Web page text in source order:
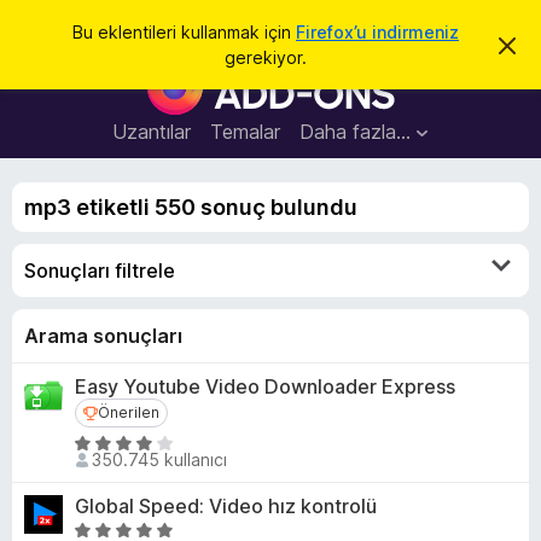
Bu eklentileri kullanmak için Firefox’u indirmeniz
gerekiyor.
B
i
k
a
F
i
r
e
o
s
k
Uzantılar Temalar Daha fazla…
a
mp3 etiketli 550 sonuç bulundu
Sonuçları filtrele
Arama sonuçları
Easy Youtube Video Downloader Express
Önerilen
Önerilen
5
ü
z
e
350.745 kullanıcı
Global Speed: Video hız kontrolü
5